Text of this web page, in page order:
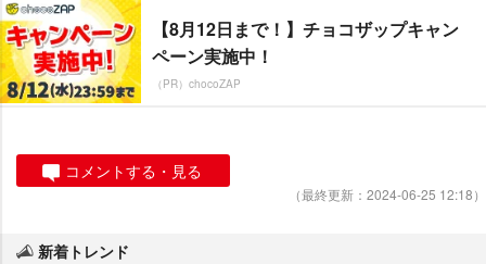
【8月12日まで！】チョコザップキャン
ペーン実施中！
（PR）chocoZAP
コメントする・見る
（最終更新：2024-06-25 12:18）
新着トレンド